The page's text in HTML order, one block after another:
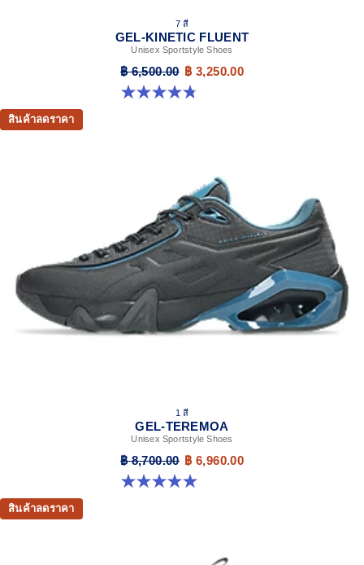
7 สี
GEL-KINETIC FLUENT
Unisex Sportstyle Shoes
฿ 6,500.00 ฿ 3,250.00
4.8 จาก 5 ดาว 104 รีวิว
สินค้าลดราคา
1 สี
GEL-TEREMOA
Unisex Sportstyle Shoes
฿ 8,700.00 ฿ 6,960.00
5.0 จาก 5 ดาว 5 รีวิว
สินค้าลดราคา